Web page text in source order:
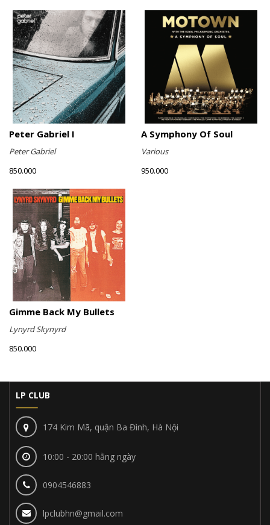
Peter Gabriel I
Peter Gabriel
850.000
A Symphony Of Soul
Various
950.000
Gimme Back My Bullets
Lynyrd Skynyrd
850.000
LP CLUB
174 Kim Mã, quận Ba Đình, Hà Nội
10:00 - 20:00 hằng ngày
0904546883
lpclubhn@gmail.com